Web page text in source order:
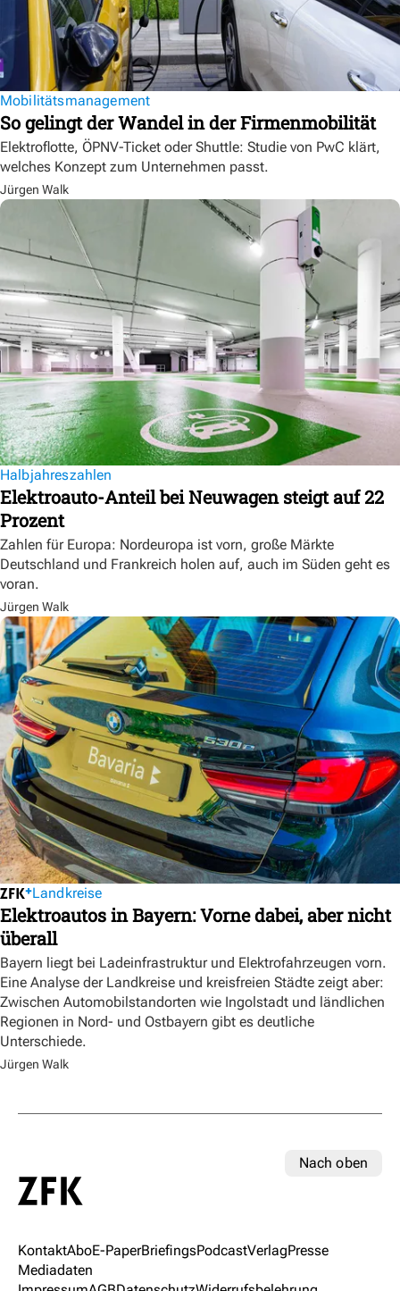
Mobilitätsmanagement
So gelingt der Wandel in der Firmenmobilität
Elektroflotte, ÖPNV-Ticket oder Shuttle: Studie von PwC klärt,
welches Konzept zum Unternehmen passt.
Jürgen Walk
Halbjahreszahlen
Elektroauto-Anteil bei Neuwagen steigt auf 22
Prozent
Zahlen für Europa: Nordeuropa ist vorn, große Märkte
Deutschland und Frankreich holen auf, auch im Süden geht es
voran.
Jürgen Walk
Landkreise
Elektroautos in Bayern: Vorne dabei, aber nicht
überall
Bayern liegt bei Ladeinfrastruktur und Elektrofahrzeugen vorn.
Eine Analyse der Landkreise und kreisfreien Städte zeigt aber:
Zwischen Automobilstandorten wie Ingolstadt und ländlichen
Regionen in Nord- und Ostbayern gibt es deutliche
Unterschiede.
Jürgen Walk
Nach oben
KontaktAboE-PaperBriefingsPodcastVerlagPresse
Mediadaten